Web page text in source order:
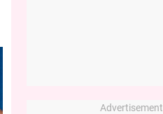
Advertisement